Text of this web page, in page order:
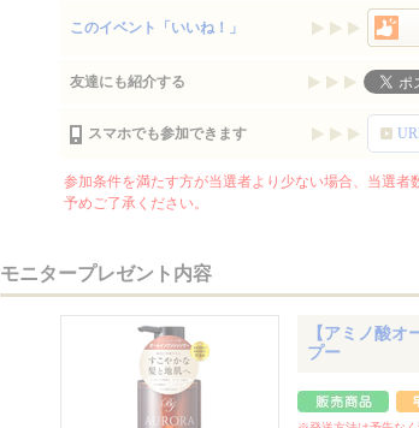
このイベント「いいね！」
友達にも紹介する
スマホでも参加できます
参加条件を満たす方が当選者より少ない場合、当選者
予めご了承ください。
モニタープレゼント内容
【アミノ酸
プー